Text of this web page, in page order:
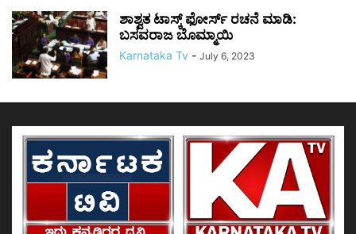
ಶಾಶ್ವತ ಟಾಸ್ಕ್ ಫೋರ್ಸ್ ರಚನೆ ಮಾಡಿ:
ಬಸವರಾಜ ಬೊಮ್ಮಾಯಿ
Karnataka Tv - July 6, 2023